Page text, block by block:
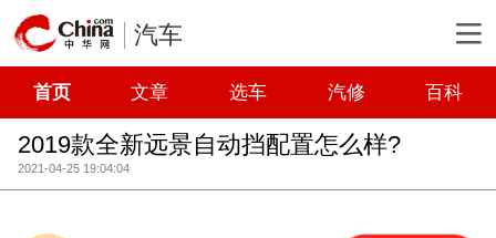
汽车
首页 文章 选车 汽修 百科
2019款全新远景自动挡配置怎么样?
2021-04-25 19:04:04